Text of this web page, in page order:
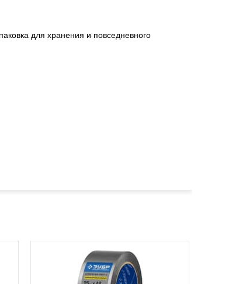
для хранения и повседневного